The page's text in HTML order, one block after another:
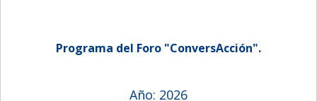
Programa del Foro "ConversAcción".
Año: 2026